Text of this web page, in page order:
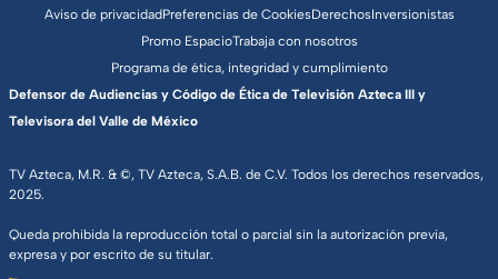
TV Azteca, M.R. & ©, TV Azteca, S.A.B. de C.V. Todos los derechos reservados,
2025.
Queda prohibida la reproducción total o parcial sin la autorización previa,
expresa y por escrito de su titular.
Aviso de privacidadPreferencias de CookiesDerechosInversionistas
Promo EspacioTrabaja con nosotros
Programa de ética, integridad y cumplimiento
Defensor de Audiencias y Código de Ética de Televisión Azteca III y
Televisora del Valle de México